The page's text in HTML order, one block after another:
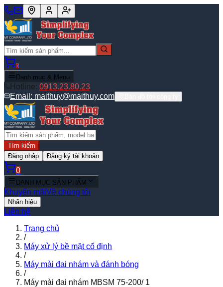
0
Danh mục & Menu
Hotline: 0913.23.80.23
Email: maithuy@maithuy.com
Tìm kiếm
Đăng nhập
Đăng ký tài khoản
0
DANH MỤC SẢN PHẨM
Khuyến mãiVề chúng tôi
Nhãn hiệu
Liên hệ
Trang chủ
/
Máy xử lý bề mặt cố định
/
Máy mài đai nhám và đánh bóng
/
Máy mài đai nhám MBSM 75-200/ 1